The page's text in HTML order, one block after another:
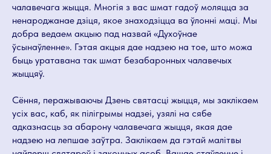
чалавечага жыцця. Многія з вас шмат гадоў моляцца за
ненароджанае дзіця, якое знаходзіцца ва ўлонні маці. Мы
добра ведаем акцыю пад назвай «Духоўнае
ўсынаўленне». Гэтая акцыя дае надзею на тое, што можа
быць уратавана так шмат безабаронных чалавечых
жыццяў.
Сёння, перажываючы Дзень святасці жыцця, мы заклікаем
усіх вас, каб, як пілігрымы надзеі, узялі на сябе
адказнасць за абарону чалавечага жыцця, якая дае
надзею на лепшае заўтра. Заклікаем да гэтай малітвы